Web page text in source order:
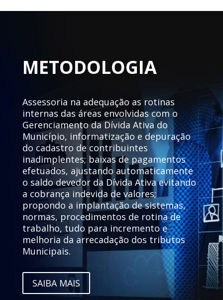
METODOLOGIA
Assessoria na adequação as rotinas
internas das áreas envolvidas com o
Gerenciamento da Dívida Ativa do
Município, informatização e depuração
do cadastro de contribuintes
inadimplentes; baixas de pagamentos
efetuados, ajustando automaticamente
o saldo devedor da Dívida Ativa evitando
a cobrança indevida de valores;
propondo a implantação de sistemas,
normas, procedimentos de rotina de
trabalho, tudo para incremento e
melhoria da arrecadação dos tributos
Municipais.
SAIBA MAIS